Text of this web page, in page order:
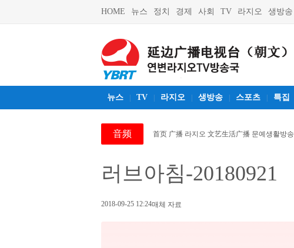
HOME 뉴스 정치 경제 사회 TV 라지오 생방송
뉴스 TV 라지오 생방송 스포츠 특집
音频 首页 广播 라지오 文艺生活广播 문예생활방송
러브아침-20180921
2018-09-25 12:24매체 자료